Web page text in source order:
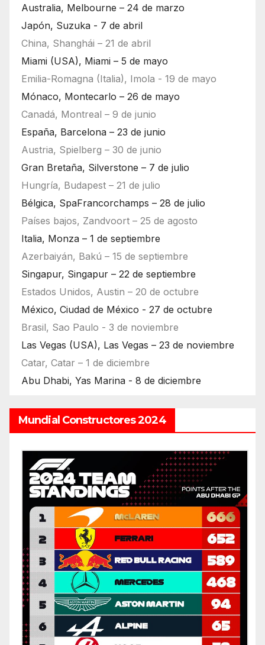
Australia, Melbourne – 24 de marzo
Japón, Suzuka - 7 de abril
China, Shanghái – 21 de abril
Miami (USA), Miami – 5 de mayo
Emilia-Romagna (Italia), Imola - 19 de mayo
Mónaco, Montecarlo – 26 de mayo
Canadá, Montreal – 9 de junio
España, Barcelona – 23 de junio
Austria, Spielberg – 30 de junio
Gran Bretaña, Silverstone – 7 de julio
Hungría, Budapest – 21 de julio
Bélgica, SpaFrancorchamps – 28 de julio
Países bajos, Zandvoort – 25 de agosto
Italia, Monza – 1 de septiembre
Azerbaiyán, Bakú – 15 de septiembre
Singapur, Singapur – 22 de septiembre
Estados Unidos, Austin – 20 de octubre
México, Ciudad de México - 27 de octubre
Brasil, Sao Paulo - 3 de noviembre
Las Vegas (USA), Las Vegas – 23 de noviembre
Catar, Catar – 1 de diciembre
Abu Dhabi, Yas Marina - 8 de diciembre
Mundial Constructores 2024